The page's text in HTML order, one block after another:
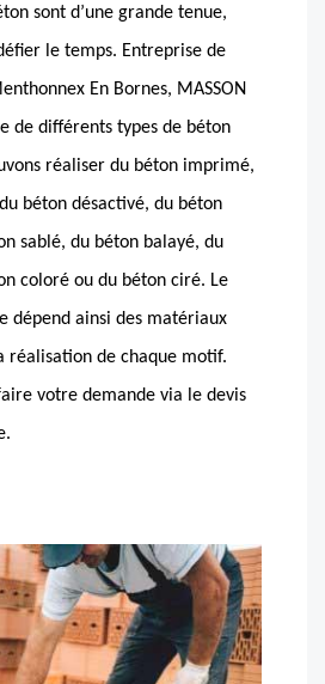
sont d’une grande tenue,
le temps. Entreprise de
En Bornes, MASSON
de différents types de béton
réaliser du béton imprimé,
béton désactivé, du béton
sablé, du béton balayé, du
coloré ou du béton ciré. Le
dépend ainsi des matériaux
réalisation de chaque motif.
votre demande via le devis